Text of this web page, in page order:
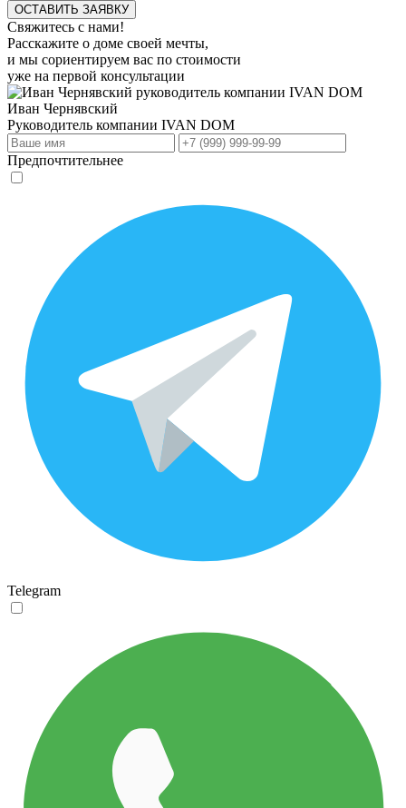
Свяжитесь с нами!
Расскажите о доме своей мечты,
и мы сориентируем вас по стоимости
уже на первой консультации
Иван Чернявский
Руководитель компании IVAN DOM
Предпочтительнее
Telegram